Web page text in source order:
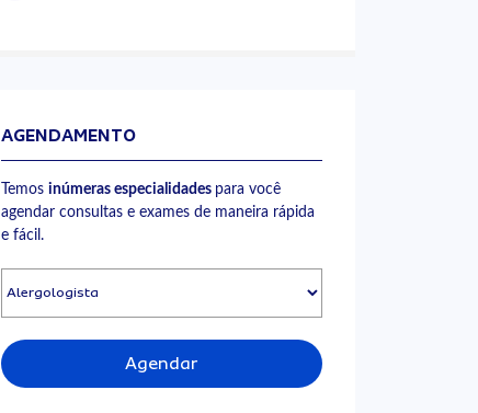
AGENDAMENTO
Temos inúmeras especialidades para você
agendar consultas e exames de maneira rápida
e fácil.
Agendar